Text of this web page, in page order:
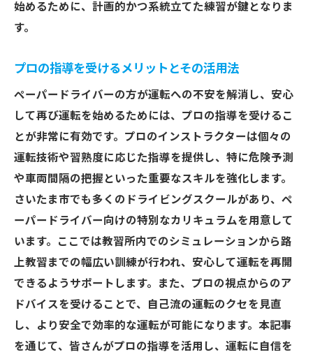
始めるために、計画的かつ系統立てた練習が鍵となりま
す。
プロの指導を受けるメリットとその活用法
ペーパードライバーの方が運転への不安を解消し、安心
して再び運転を始めるためには、プロの指導を受けるこ
とが非常に有効です。プロのインストラクターは個々の
運転技術や習熟度に応じた指導を提供し、特に危険予測
や車両間隔の把握といった重要なスキルを強化します。
さいたま市でも多くのドライビングスクールがあり、ペ
ーパードライバー向けの特別なカリキュラムを用意して
います。ここでは教習所内でのシミュレーションから路
上教習までの幅広い訓練が行われ、安心して運転を再開
できるようサポートします。また、プロの視点からのア
ドバイスを受けることで、自己流の運転のクセを見直
し、より安全で効率的な運転が可能になります。本記事
を通じて、皆さんがプロの指導を活用し、運転に自信を